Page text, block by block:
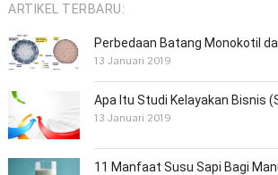
ARTIKEL TERBARU:
Perbedaan Batang Monokotil
13 Januari 2019
Apa Itu Studi Kelayakan Bisnis
13 Januari 2019
11 Manfaat Susu Sapi Bagi